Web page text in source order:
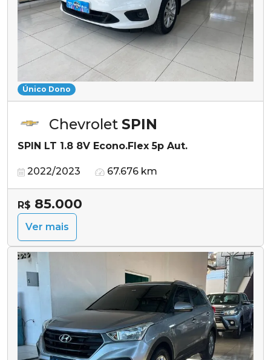
Único Dono
Chevrolet SPIN
SPIN LT 1.8 8V Econo.Flex 5p Aut.
2022/2023 67.676 km
R$ 85.000
Ver mais